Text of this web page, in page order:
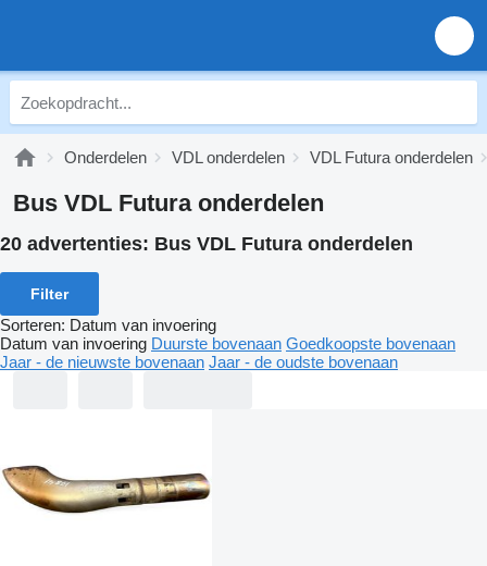
Onderdelen VDL onderdelen VDL Futura onderdelen
Bus VDL Futura onderdelen
20 advertenties: Bus VDL Futura onderdelen
Filter
Sorteren: Datum van invoering
Datum van invoering Duurste bovenaan Goedkoopste bovenaan
Jaar - de nieuwste bovenaan Jaar - de oudste bovenaan